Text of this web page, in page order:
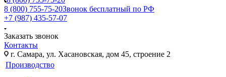
8 (800) 755-75-20Звонок бесплатный по РФ
+7 (987) 435-57-07
Заказать звонок
Контакты
г. Самара, ул. Хасановская, дом 45, строение 2
Производство